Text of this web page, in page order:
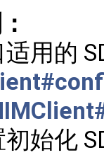
用的
始化